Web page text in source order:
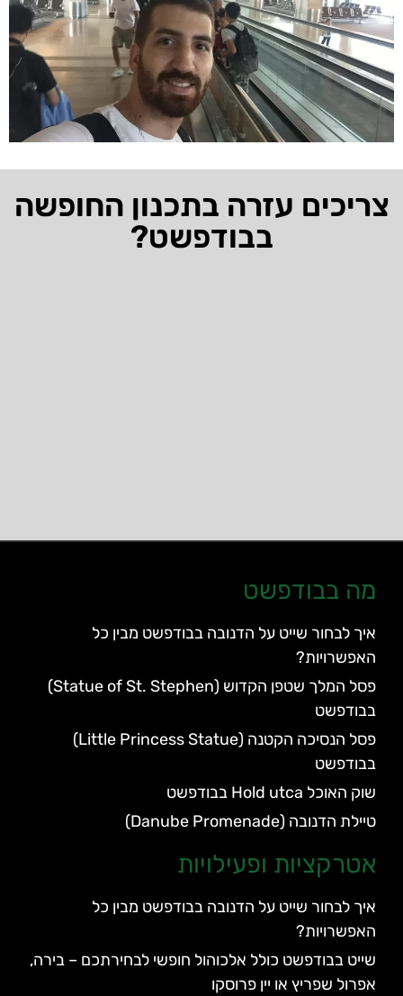
צריכים עזרה בתכנון החופשה
בבודפשט?
מה בבודפשט
איך לבחור שייט על הדנובה בבודפשט מבין כל
האפשרויות?
פסל המלך שטפן הקדוש (Statue of St. Stephen)
בבודפשט
פסל הנסיכה הקטנה (Little Princess Statue)
בבודפשט
שוק האוכל Hold utca בבודפשט
טיילת הדנובה (Danube Promenade)
אטרקציות ופעילויות
איך לבחור שייט על הדנובה בבודפשט מבין כל
האפשרויות?
שייט בבודפשט כולל אלכוהול חופשי לבחירתכם – בירה,
אפרול שפריץ או יין פרוסקו